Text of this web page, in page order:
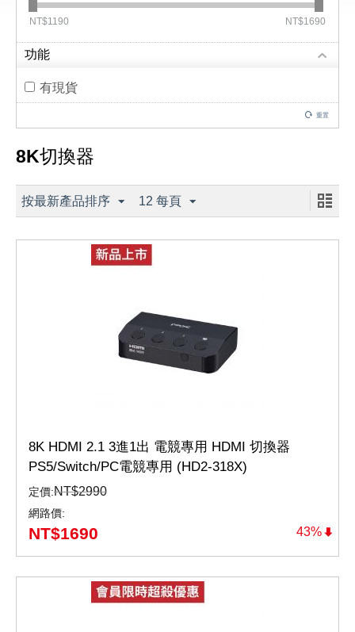
‎NT$1190 ‎NT$1690
功能
有現貨
重置
8K切換器
按最新產品排序 12 每頁
43%
8K HDMI 2.1 3進1出 電競專用 HDMI 切換器
PS5/Switch/PC電競專用 (HD2-318X)
定價:NT$2990
網路價:
NT$1690